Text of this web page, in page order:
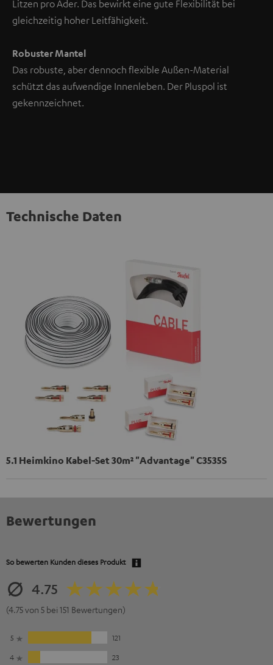
Litzen pro Ader. Das bewirkt eine gute Flexibilität bei
gleichzeitig hoher Leitfähigkeit.
Robuster Mantel
Das robuste, aber dennoch flexible Außen-Material
schützt das aufwendige Innenleben. Der Pluspol ist
gekennzeichnet.
Technische Daten
5.1 Heimkino Kabel-Set 30m² "Advantage" C3535S
Bewertungen
So bewerten Kunden dieses Produkt
4.75
(4.75 von 5 bei 151 Bewertungen)
5
121
4
23